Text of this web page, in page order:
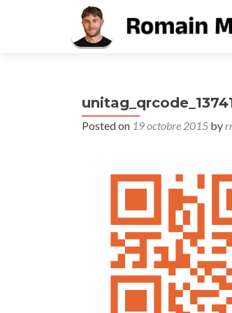
Posted on 19 octobre 2015 by